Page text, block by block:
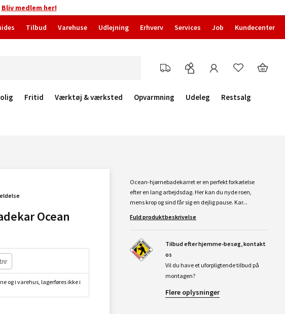
Bliv medlem her!
Tilbud Varehuse Udlejning Erhverv Services Job Kundecenter
Fritid Værktøj & værksted Opvarmning Udeleg
Restsalg
Ocean
og i varehus, lagerføres ikke i
Ocean-hjørnebadekarret er en perfekt forkælelse
efter en lang arbejdsdag. Her kan du nyde roen,
mens krop og sind får sig en dejlig pause. Kar...
Fuld produktbeskrivelse
Tilbud efter hjemme-besøg, kontakt
os
Vil du have et uforpligtende tilbud på
montagen?
Flere oplysninger